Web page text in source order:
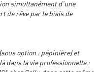
simultanément d’une
de rêve par le biais de
option : pépinière) et
dans la vie professionnelle :